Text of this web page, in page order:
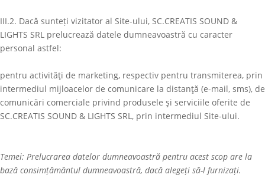
III.2. Dacă sunteți vizitator al Site-ului, SC.CREATIS SOUND &
LIGHTS SRL prelucrează datele dumneavoastră cu caracter
personal astfel:
pentru activităţi de marketing, respectiv pentru transmiterea, prin
intermediul mijloacelor de comunicare la distanţă (e-mail, sms), de
comunicări comerciale privind produsele şi serviciile oferite de
SC.CREATIS SOUND & LIGHTS SRL, prin intermediul Site-ului.
Temei: Prelucrarea datelor dumneavoastră pentru acest scop are la
bază consimțământul dumneavoastră, dacă alegeți să-l furnizați.